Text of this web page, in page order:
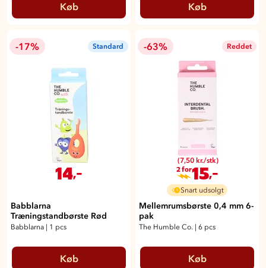
Køb Køb
-17% Standard
14,-
Babblarna
Træningstandbørste Rød
Babblarna 1 pcs
Køb
-63% Reddet
(7,50 kr./stk)
2 for15,-
Snart udsolgt
Mellemrumsbørste 0,4 mm 6-
pak
The Humble Co. 6 pcs
Køb